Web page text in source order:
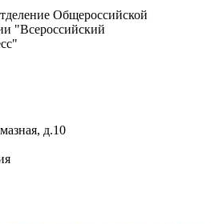
Общероссийской
"Всероссийский
д.10